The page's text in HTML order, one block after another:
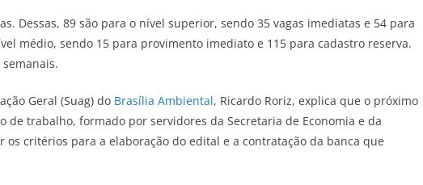
Dessas, 89 são para o nível superior, sendo 35 vagas imediatas e 54 para
médio, sendo 15 para provimento imediato e 115 para cadastro reserva.
Geral (Suag) do Brasília Ambiental, Ricardo Roriz, explica que o próximo
de trabalho, formado por servidores da Secretaria de Economia e da
critérios para a elaboração do edital e a contratação da banca que